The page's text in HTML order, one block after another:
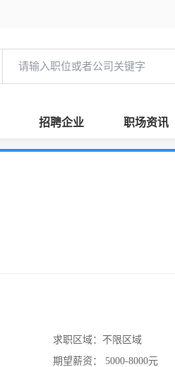
招聘企业 职场资讯
求职区域： 不限区域
期望薪资：
5000-8000元